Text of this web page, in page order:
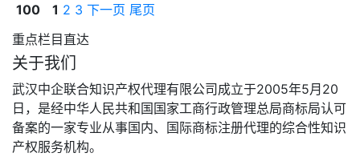
100 1 2 3 下一页 尾页
重点栏目直达
关于我们
武汉中企联合知识产权代理有限公司成立于2005年5月20
日，是经中华人民共和国国家工商行政管理总局商标局认可
备案的一家专业从事国内、国际商标注册代理的综合性知识
产权服务机构。